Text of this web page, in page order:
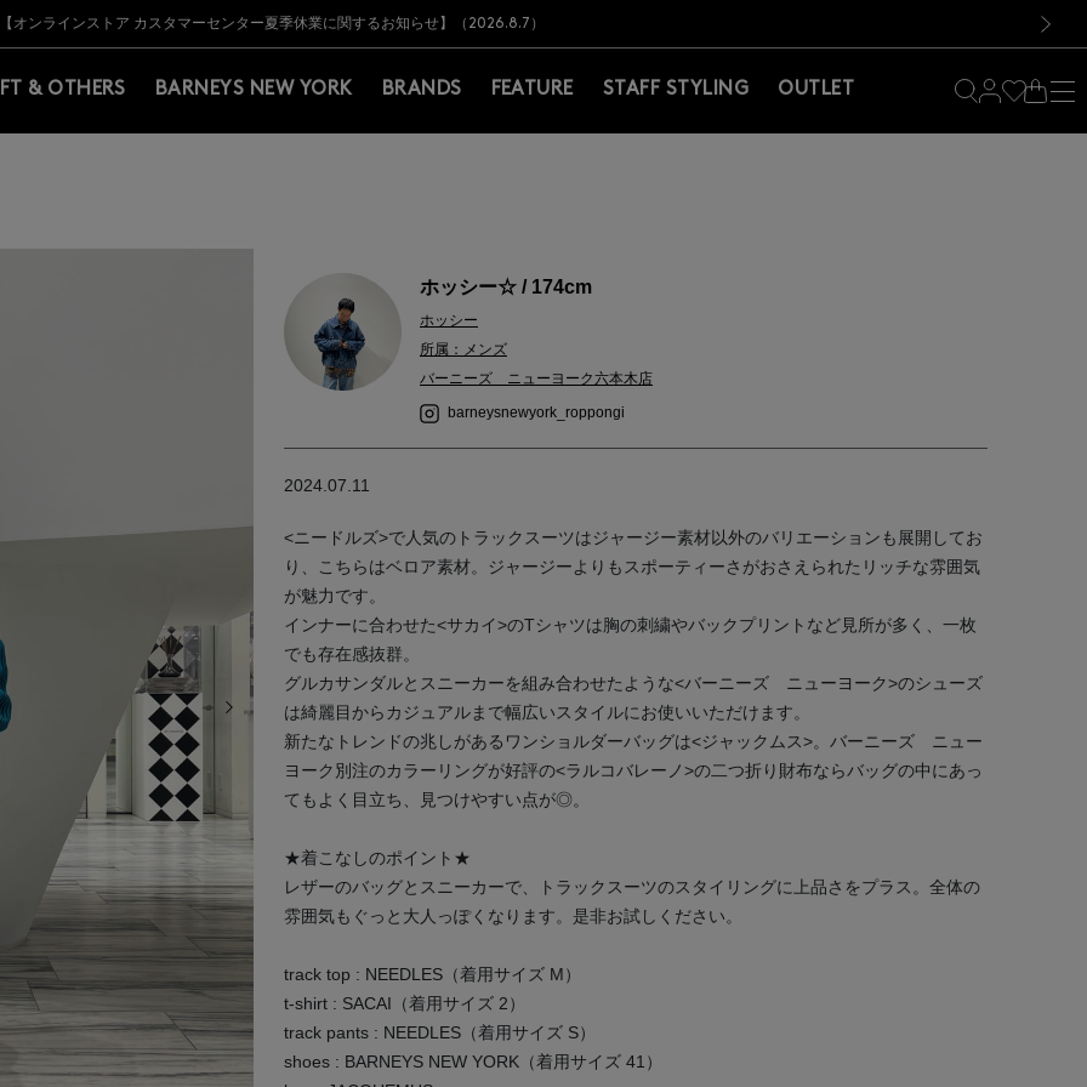
BARNEYS＞会員のお客様は11,000円（税込）以上のお買上げで常時送料無料！お買い物の際は会員登録を！
【夏季休業に伴う出荷一時停止のお知らせ】(2026.8.7)
【オンラインストア カスタマーセンター夏季休業に関するお知らせ】（2026.8.7）
【夏季休業に伴う返品・交換承り一時停止のお知らせ】（2026.8.5）
熊本県を中心とした地震の影響によるお荷物のお届けについて
【開催中】SUMMER SALEのご案内・ご注意事項
BARNEYS＞会員のお客様は11,000円（税込）以上のお買上げで常時送料無料！お買い物の際は会員登録を！
【夏季休業に伴う出荷一時停止のお知らせ】(2026.8.7)
& OTHERS BARNEYS NEW YORK BRANDS FEATURE STAFF STYLING OUTLET
ホッシー☆ / 174cm
ホッシー
所属：メンズ
バーニーズ ニューヨーク六本木店
barneysnewyork_roppongi
2024.07.11
<ニードルズ>で人気のトラックスーツはジャージー素材以外のバリエーションも展開してお
り、こちらはベロア素材。ジャージーよりもスポーティーさがおさえられたリッチな雰囲気
が魅力です。
インナーに合わせた<サカイ>のTシャツは胸の刺繍やバックプリントなど見所が多く、一枚
でも存在感抜群。
グルカサンダルとスニーカーを組み合わせたような<バーニーズ ニューヨーク>のシューズ
は綺麗目からカジュアルまで幅広いスタイルにお使いいただけます。
新たなトレンドの兆しがあるワンショルダーバッグは<ジャックムス>。バーニーズ ニュー
ヨーク別注のカラーリングが好評の<ラルコバレーノ>の二つ折り財布ならバッグの中にあっ
てもよく目立ち、見つけやすい点が◎。
★着こなしのポイント★
レザーのバッグとスニーカーで、トラックスーツのスタイリングに上品さをプラス。全体の
雰囲気もぐっと大人っぽくなります。是非お試しください。
track top : NEEDLES（着用サイズ M）
t-shirt : SACAI（着用サイズ 2）
track pants : NEEDLES（着用サイズ S）
shoes : BARNEYS NEW YORK（着用サイズ 41）